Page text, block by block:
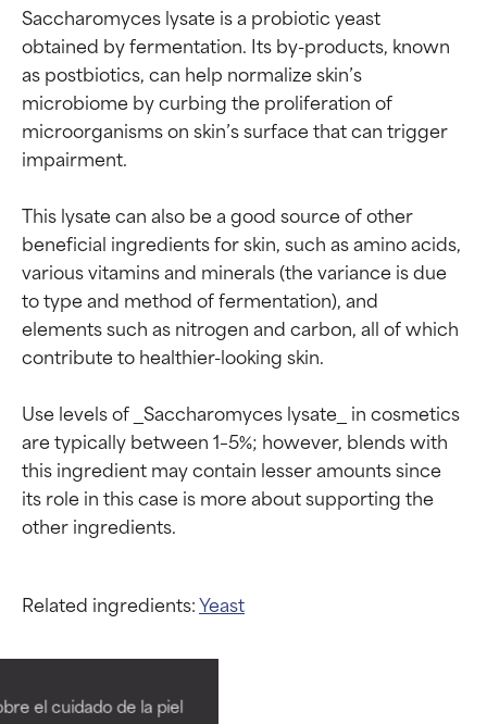
el cuidado de la piel
Saccharomyces lysate is a probiotic yeast
obtained by fermentation. Its by-products, known
as postbiotics, can help normalize skin’s
microbiome by curbing the proliferation of
microorganisms on skin’s surface that can trigger
impairment.
This lysate can also be a good source of other
beneficial ingredients for skin, such as amino acids,
various vitamins and minerals (the variance is due
to type and method of fermentation), and
elements such as nitrogen and carbon, all of which
contribute to healthier-looking skin.
Use levels of _Saccharomyces lysate_ in cosmetics
are typically between 1–5%; however, blends with
this ingredient may contain lesser amounts since
its role in this case is more about supporting the
Related ingredients:Yeast
Calificaciones de
ingredientes
Calificaciones de
ingredientes